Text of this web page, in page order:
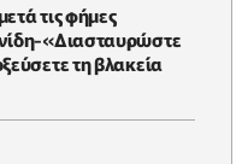
τις φήμες
«Διασταυρώστε
τη βλακεία